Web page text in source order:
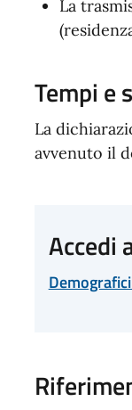
La
Tempi e
La
avvenuto il
Accedi